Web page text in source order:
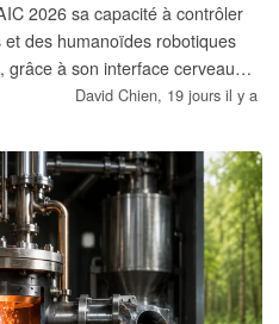
2026 sa capacité à contrôler
des humanoïdes robotiques
à son interface cerveau-
de plateforme d'IA
David Chien, 19 jours il y a